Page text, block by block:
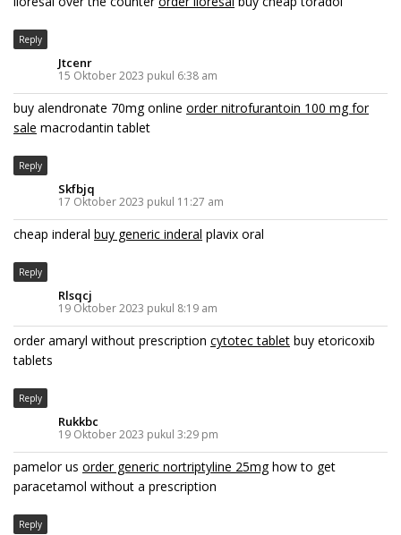
Reply
Jtcenr
15 Oktober 2023 pukul 6:38 am
buy alendronate 70mg online order nitrofurantoin 100 mg for
sale macrodantin tablet
Reply
Skfbjq
17 Oktober 2023 pukul 11:27 am
cheap inderal buy generic inderal plavix oral
Reply
Rlsqcj
19 Oktober 2023 pukul 8:19 am
order amaryl without prescription cytotec tablet buy etoricoxib
tablets
Reply
Rukkbc
19 Oktober 2023 pukul 3:29 pm
pamelor us order generic nortriptyline 25mghow to get
paracetamol without a prescription
Reply